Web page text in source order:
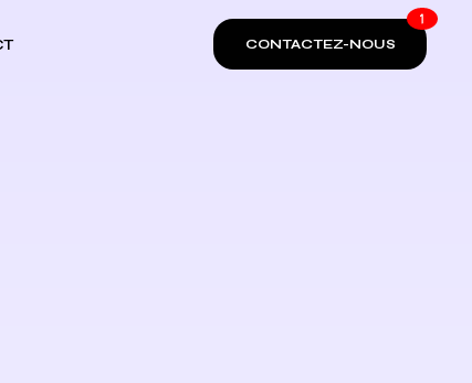
CONTACTEZ-NOUS